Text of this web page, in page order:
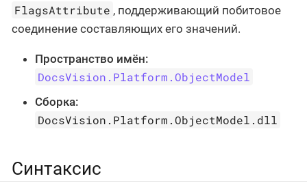
FlagsAttribute , поддерживающий побитовое
соединение составляющих его значений.
Пространство имён:
DocsVision.Platform.ObjectModel
Сборка:
DocsVision.Platform.ObjectModel.dll
Синтаксис